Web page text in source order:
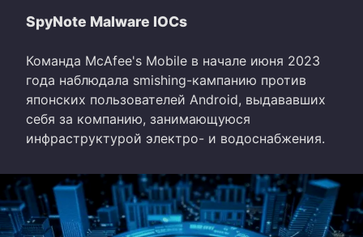
SpyNote Malware IOCs
Команда McAfee's Mobile в начале июня 2023
года наблюдала smishing-кампанию против
японских пользователей Android, выдававших
себя за компанию, занимающуюся
инфраструктурой электро- и водоснабжения.